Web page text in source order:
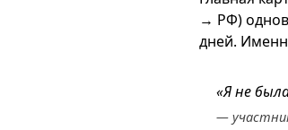
→ РФ)
дней.
«Я не
—